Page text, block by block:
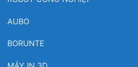
AUBO
BORUNTE